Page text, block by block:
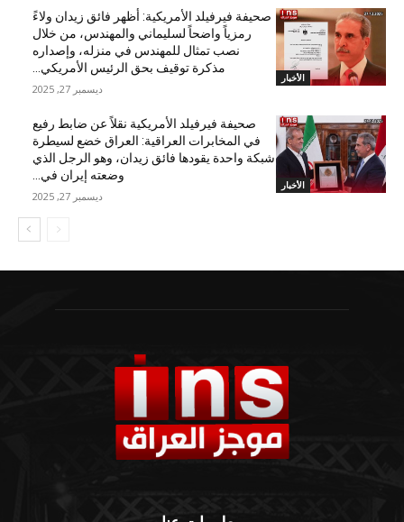
الأخبار
صحيفة فيرفيلد الأمريكية: أظهر فائق زيدان ولاءً
رمزياً واضحاً لسليماني والمهندس، من خلال
نصب تمثال للمهندس في منزله، وإصداره
مذكرة توقيف بحق الرئيس الأمريكي...
ديسمبر 27, 2025
الأخبار
صحيفة فيرفيلد الأمريكية نقلاً عن ضابط رفيع
في المخابرات العراقية: العراق خضع لسيطرة
شبكة واحدة يقودها فائق زيدان، وهو الرجل الذي
وضعته إيران في...
ديسمبر 27, 2025